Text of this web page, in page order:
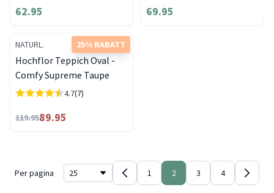
62.95 69.95
25% RABATT
NATURL.
Hochflor Teppich Oval -
Comfy Supreme Taupe
4.7(7)
119.9589.95
Per pagina 1 2 3 4